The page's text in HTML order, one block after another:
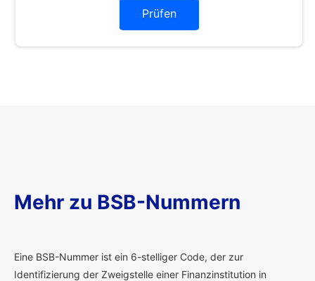
Prüfen
Mehr zu BSB-Nummern
Eine BSB-Nummer ist ein 6-stelliger Code, der zur
Identifizierung der Zweigstelle einer Finanzinstitution in